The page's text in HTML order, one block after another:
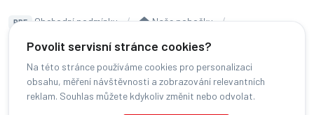
Povolit servisní stránce cookies?
Na této stránce používáme cookies pro personalizaci
obsahu, měření návštěvnosti a zobrazování relevantních
reklam. Souhlas můžete kdykoliv změnit nebo odvolat.
PDF Obchodní podmínky
Naše pobočky
Čeština